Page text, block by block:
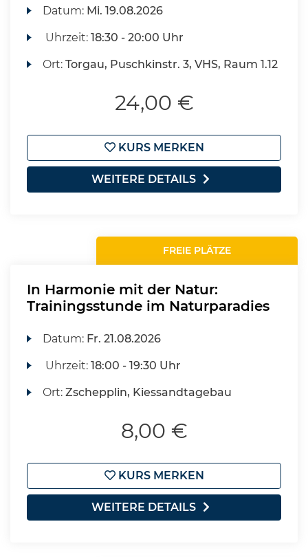
Datum: Mi. 19.08.2026
Uhrzeit:18:30 - 20:00 Uhr
Ort:Torgau, Puschkinstr. 3, VHS, Raum 1.12
24,00 €
KURS MERKEN
WEITERE DETAILS
FREIE PLÄTZE
In Harmonie mit der Natur:
Trainingsstunde im Naturparadies
Datum: Fr. 21.08.2026
Uhrzeit:18:00 - 19:30 Uhr
Ort:Zschepplin, Kiessandtagebau
8,00 €
KURS MERKEN
WEITERE DETAILS